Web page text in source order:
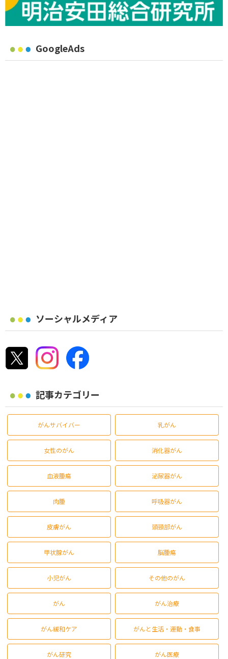
GoogleAds
ソーシャルメディア
記事カテゴリー
がんサバイバー 乳がん
女性のがん 消化器がん
血液腫瘍 泌尿器がん
肉腫 呼吸器がん
皮膚がん 頭頸部がん
甲状腺がん 脳腫瘍
小児がん その他のがん
がん がん治療
がん緩和ケア がんと生活・運動・食事
がん研究 がん医療